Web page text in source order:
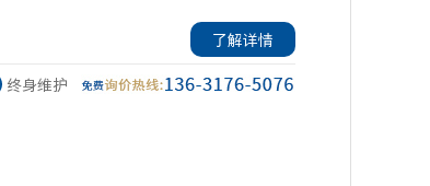
了解详情
终身维护